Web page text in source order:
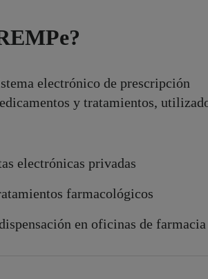
electrónico de prescripción
y tratamientos,
electrónicas privadas
farmacológicos
en oficinas de farmacia